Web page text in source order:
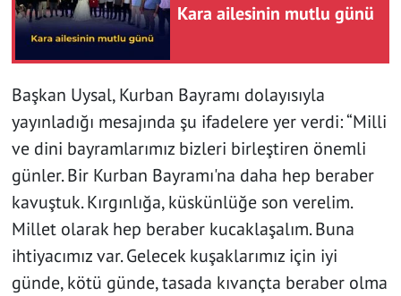
Kara ailesinin mutlu günü
Başkan Uysal, Kurban Bayramı dolayısıyla
yayınladığı mesajında şu ifadelere yer verdi: “Milli
ve dini bayramlarımız bizleri birleştiren önemli
günler. Bir Kurban Bayramı'na daha hep beraber
kavuştuk. Kırgınlığa, küskünlüğe son verelim.
Millet olarak hep beraber kucaklaşalım. Buna
ihtiyacımız var. Gelecek kuşaklarımız için iyi
günde, kötü günde, tasada kıvançta beraber olma